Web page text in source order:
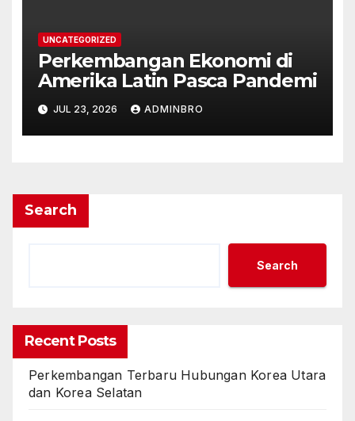
UNCATEGORIZED
Perkembangan Ekonomi di
Amerika Latin Pasca Pandemi
JUL 23, 2026 ADMINBRO
Search
Search
Recent Posts
Perkembangan Terbaru Hubungan Korea Utara
dan Korea Selatan